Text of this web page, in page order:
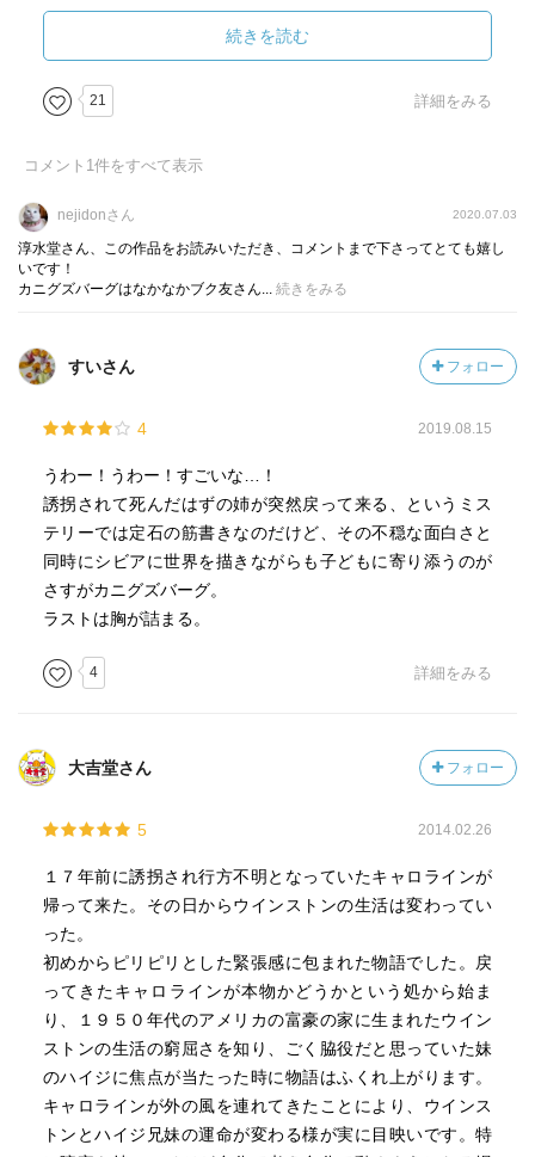
良い読書が出来た。カニグズバーグは、いつも私の先生
さて、ある日突然帰ってきたキャロラインに対して、父親
のカーマイケルさんは喜びで迎え、相続という現実的な問
題が生じるカーマイケル夫人（キャロラインの母の死後に
は行かない、そしてウィンストンとハイジの二人は本物か
どうかよりもただそのキャロラインを気に入ります。
ハイジの描写は、最初は「年下に付きまとわれてウザい」
という年上の兄弟共通の心境なのかと思ったら、話が進む
とハイジに発達障害があることが書かれてゆきます。しか
めに兄のウィンストンまでも悪影響とストレスを受けてい
ることも明らかになります。
外からきたキャロラインでした。兄妹がキャロラインを気
に入ったのは、彼女が自分をそのまま受け入れてくれてさ
らに一緒に成長させてくれる相手だと分かったからでしょ
キャロラインは、誘拐される前の家にいた頃から成績に問
題があり、上流階級者が名前さえ書けば入学できる大学に
しか入れなかったということがわかります。カーマイケル
ことなどができてしまい、ずっとそうしてきたのです。
なお、妹の「ハイジ」という名前も本名は”アーデルハイ
はヒラリーで「可愛らしく呼ぶ」でハイジらしい。なんだ
そりゃ。こういうところで根本の問題に目をつぶり、表面
が現れています。
この話は、良い成長を見せた兄と妹が、姉キャロラインへ
の想いを振り返るという構造になっています。
そして突然一家に加わったキャロライン自身も、新たな人
生の目的を得てここまで来たのです。助けたいと思うこ
と、一緒に進みたいとおもうこと。
＜君は今の人生を送っている。君の今の人生のおかげ
で、私は私の人生を送ることができている。キャロライン
のおかげで、私達二人お人生がある。わたしはそう思う。
Ｐ178＞
続きを読む
21 詳細をみる
コメント 1件をすべて表示
nejidonさん 2020.07.03
淳水堂さん、この作品をお読みいただき、コメントまで下さってとても嬉し
いです！
カニグズバーグはなかなかブク友さん... 続きをみる
すいさん フォロー
4 2019.08.15
うわー！うわー！すごいな…！
誘拐されて死んだはずの姉が突然戻って来る、というミス
テリーでは定石の筋書きなのだけど、その不穏な面白さと
同時にシビアに世界を描きながらも子どもに寄り添うのが
さすがカニグズバーグ。
ラストは胸が詰まる。
4 詳細をみる
大吉堂さん フォロー
5 2014.02.26
１７年前に誘拐され行方不明となっていたキャロラインが
帰って来た。その日からウインストンの生活は変わってい
った。
初めからピリピリとした緊張感に包まれた物語でした。戻
ってきたキャロラインが本物かどうかという処から始ま
り、１９５０年代のアメリカの富豪の家に生まれたウイン
ストンの生活の窮屈さを知り、ごく脇役だと思っていた妹
のハイジに焦点が当たった時に物語はふくれ上がります。
キャロラインが外の風を連れてきたことにより、ウインス
トンとハイジ兄妹の運命が変わる様が実に目映いです。特